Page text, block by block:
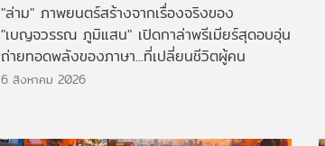
"ล่าม" ภาพยนตร์สร้างจากเรื่องจริงของ
"เบญจวรรณ ภูมิแสน" เปิดกาล่าพรีเมียร์สุดอบอุ่น
ถ่ายทอดพลังของภาษา...ที่เปลี่ยนชีวิตผู้คน
6 สิงหาคม 2026